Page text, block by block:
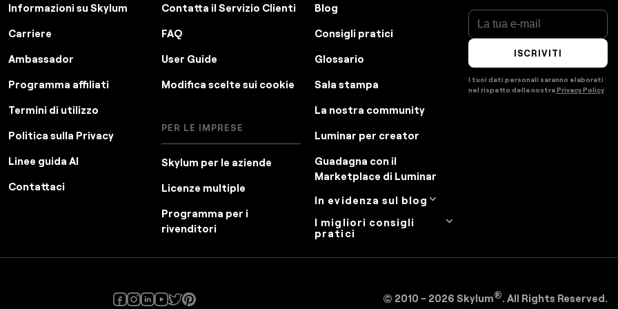
l'esatto istante che desideravano.
Informazioni su Skylum
Carriere
Ambassador
Programma affiliati
Termini di utilizzo
Politica sulla Privacy
Linee guida AI
Contattaci
Contatta il Servizio Clienti
FAQ
User Guide
Modifica scelte sui cookie
PER LE IMPRESE
Skylum per le aziende
Licenze multiple
Programma per i
rivenditori
Blog
Consigli pratici
Glossario
Sala stampa
La nostra community
Luminar per creator
Guadagna con il
Marketplace di Luminar
In evidenza sul blog
Manual Mode in
Photography
How Much Do
Migliori Alternative
I migliori consigli
pratici
Come ottenere foto
Come capovolgere
ISCRIVITI
I tuoi dati personali saranno elaborati
nel rispetto della nostraPrivacy Policy
© 2010 - 2026 Skylum®. All Rights Reserved.